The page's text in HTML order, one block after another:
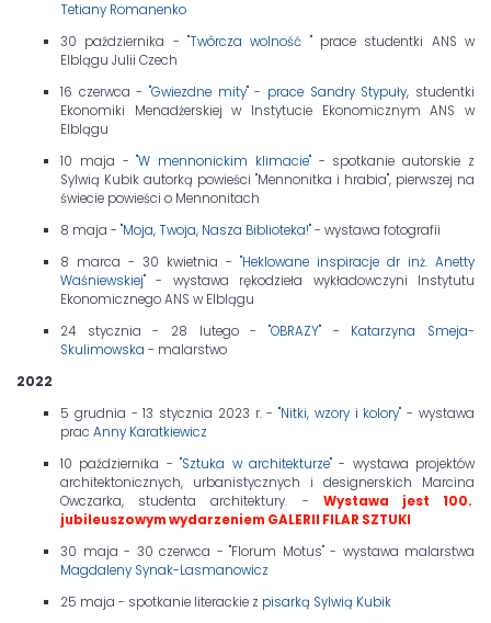
Tetiany Romanenko
30 października - "Twórcza wolność "prace studentki ANS w
Elblągu Julii Czech
16 czerwca - "Gwiezdne mity" - prace Sandry Stypuły, studentki
Ekonomiki Menadżerskiej w Instytucie Ekonomicznym ANS w
Elblągu
10 maja -"W mennonickim klimacie"- spotkanie autorskie z
Sylwią Kubik autorką powieści "Mennonitka i hrabia", pierwszej na
świecie powieści o Mennonitach
8 maja - "Moja, Twoja, Nasza Biblioteka!"- wystawa fotografii
8 marca - 30 kwietnia - "Heklowane inspiracje dr inż. Anetty
Waśniewskiej" - wystawa rękodzieła wykładowczyni Instytutu
Ekonomicznego ANS w Elblągu
24 stycznia - 28 lutego - "OBRAZY" - Katarzyna Smeja-
Skulimowska - malarstwo
2022
5 grudnia - 13 stycznia 2023 r. -"Nitki, wzory i kolory"- wystawa
prac Anny Karatkiewicz
10 października -"Sztuka w architekturze"- wystawa projektów
architektonicznych, urbanistycznych i designerskich Marcina
Owczarka, studenta architektury. - Wystawa jest 100.
jubileuszowym wydarzeniem GALERII FILAR SZTUKI
30 maja - 30 czerwca - "Florum Motus" - wystawa malarstwa
Magdaleny Synak-Lasmanowicz
25 maja - spotkanie literackie z pisarką Sylwią Kubik